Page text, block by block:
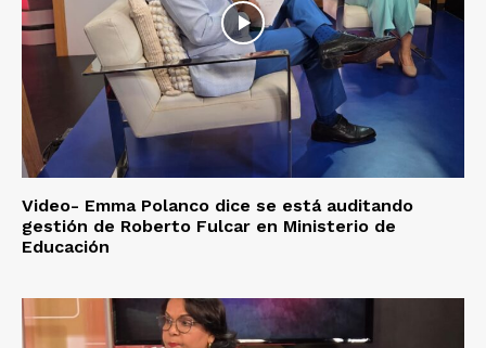
Video- Emma Polanco dice se está auditando
gestión de Roberto Fulcar en Ministerio de
Educación